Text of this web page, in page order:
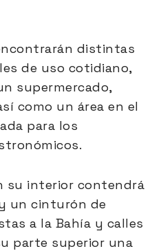
distintas
de uso cotidiano,
supermercado,
como un área en el
para los
su interior contendrá
un cinturón de
a la Bahía y calles
parte superior una